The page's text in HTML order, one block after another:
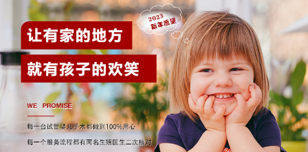
三代试管婴儿
第三方辅助生殖
私人定制
冻卵/冻精